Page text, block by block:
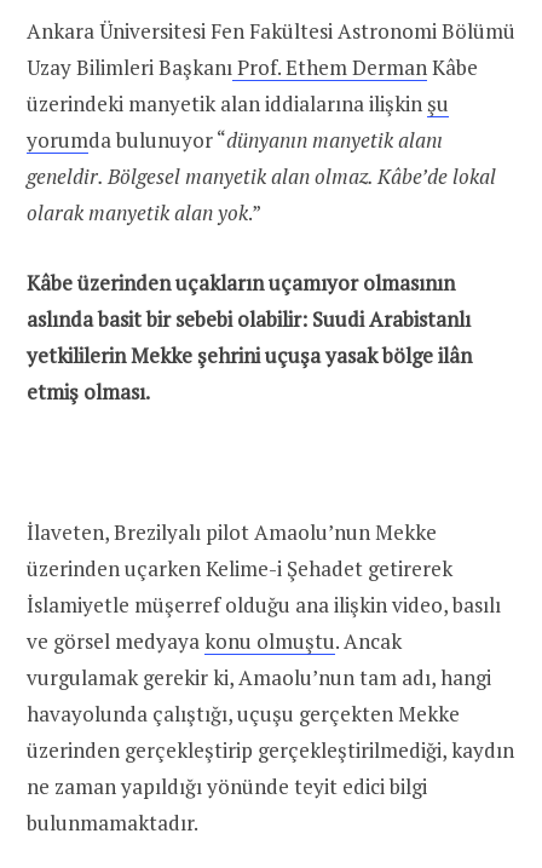
Ankara Üniversitesi Fen Fakültesi Astronomi Bölümü
Uzay Bilimleri BaşkanıProf. Ethem DermanKâbe
üzerindeki manyetik alan iddialarına ilişkinşu
yorumda bulunuyor “dünyanın manyetik alanı
geneldir. Bölgesel manyetik alan olmaz. Kâbe’de lokal
olarak manyetik alan yok.”
Kâbe üzerinden uçakların uçamıyor olmasının
aslında basit bir sebebi olabilir: Suudi Arabistanlı
yetkililerin Mekke şehrini uçuşa yasak bölge ilân
etmiş olması.
İlaveten, Brezilyalı pilot Amaolu’nun Mekke
üzerinden uçarken Kelime-i Şehadet getirerek
İslamiyetle müşerref olduğu ana ilişkin video, basılı
ve görsel medyayakonu olmuştu. Ancak
vurgulamak gerekir ki, Amaolu’nun tam adı, hangi
havayolunda çalıştığı, uçuşu gerçekten Mekke
üzerinden gerçekleştirip gerçekleştirilmediği, kaydın
ne zaman yapıldığı yönünde teyit edici bilgi
bulunmamaktadır.